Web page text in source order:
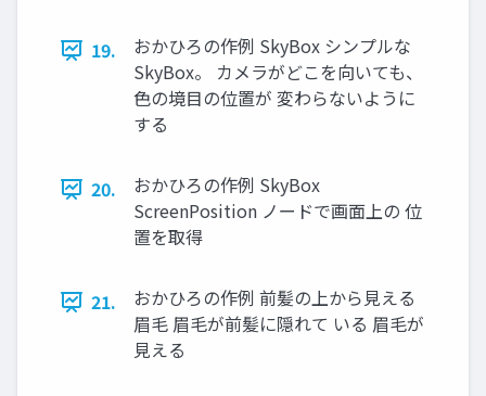
19.
おかひろの作例 SkyBox シンプルな
SkyBox。 カメラがどこを向いても、
色の境目の位置が 変わらないように
する
20.
おかひろの作例 SkyBox
ScreenPosition ノードで画面上の 位
置を取得
21.
おかひろの作例 前髪の上から見える
眉毛 眉毛が前髪に隠れて いる 眉毛が
見える